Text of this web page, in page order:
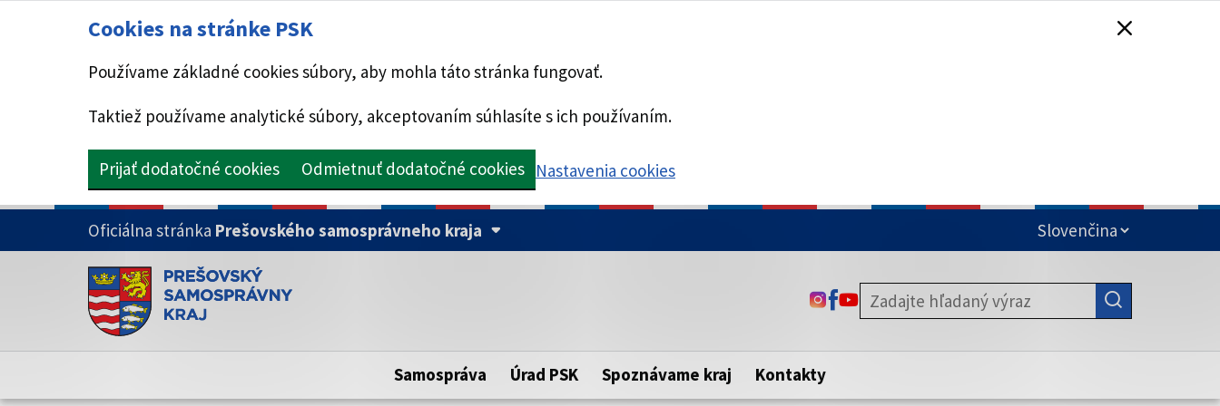
Cookies na stránke PSK
Používame základné cookies súbory, aby mohla táto stránka fungovať.
Taktiež používame analytické súbory, akceptovaním súhlasíte s ich používaním.
Prijať dodatočné cookies Odmietnuť dodatočné cookies Nastavenia cookies
PRESKOČIŤ NA HLAVNÝ OBSAH
Oficiálna stránka Prešovského samosprávneho kraja
Doména psk.sk je oficiálna
Toto je oficiálna webová stránka Prešovského samosprávneho kraja.
Táto stránka je zabezpečená
zabezpečenú webovú stránku. Zabezpečená stránka vždy začína
https:// pred názvom domény webového sídla.
ODKAZ SA OTVORÍ NA NOVEJ KARTE
ODKAZ SA OTVORÍ NA NOVEJ KARTE
ODKAZ SA OTVORÍ NA NOVEJ KARTE
Samospráva Úrad PSK Spoznávame kraj Kontakty